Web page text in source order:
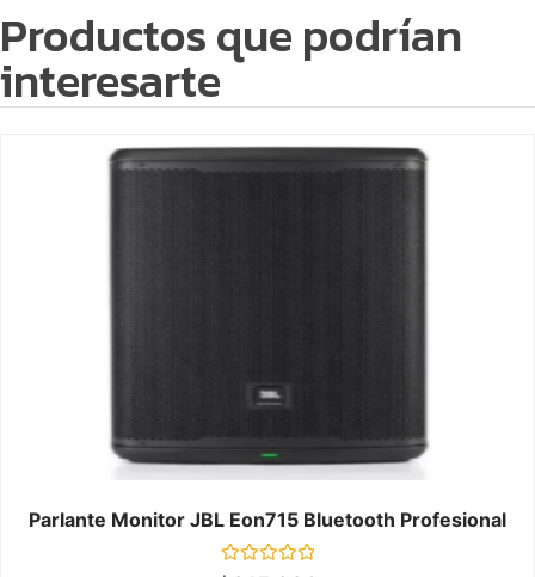
Productos que podrían
interesarte
Parlante Monitor JBL Eon715 Bluetooth Profesional